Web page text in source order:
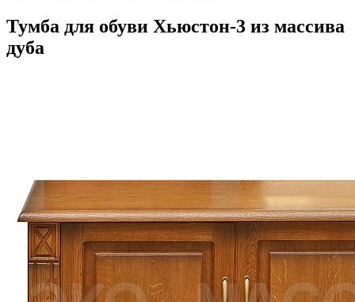
Тумба для обуви Хьюстон-3 из массива
дуба